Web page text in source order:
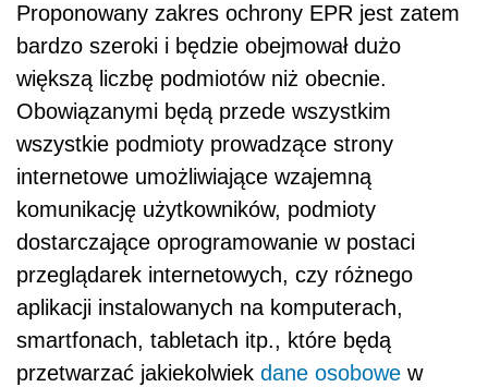
Proponowany zakres ochrony EPR jest zatem
bardzo szeroki i będzie obejmował dużo
większą liczbę podmiotów niż obecnie.
Obowiązanymi będą przede wszystkim
wszystkie podmioty prowadzące strony
internetowe umożliwiające wzajemną
komunikację użytkowników, podmioty
dostarczające oprogramowanie w postaci
przeglądarek internetowych, czy różnego
aplikacji instalowanych na komputerach,
smartfonach, tabletach itp., które będą
przetwarzać jakiekolwiek dane osobowe w